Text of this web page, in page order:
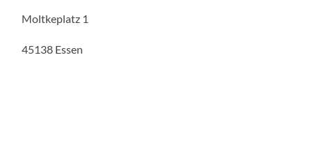
Moltkeplatz 1
45138 Essen